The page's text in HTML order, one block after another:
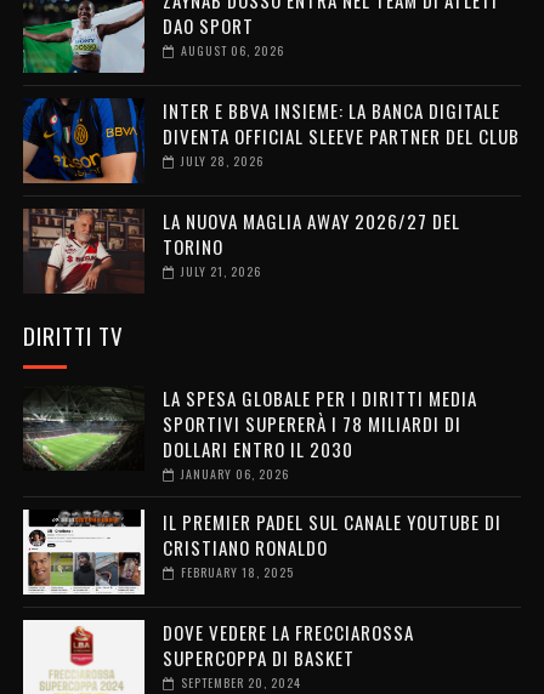
DAO SPORT
AUGUST 06, 2026
INTER E BBVA INSIEME: LA BANCA DIGITALE
DIVENTA OFFICIAL SLEEVE PARTNER DEL CLUB
JULY 28, 2026
LA NUOVA MAGLIA AWAY 2026/27 DEL
TORINO
JULY 21, 2026
DIRITTI TV
LA SPESA GLOBALE PER I DIRITTI MEDIA
SPORTIVI SUPERERÀ I 78 MILIARDI DI
DOLLARI ENTRO IL 2030
JANUARY 06, 2026
IL PREMIER PADEL SUL CANALE YOUTUBE DI
CRISTIANO RONALDO
FEBRUARY 18, 2025
DOVE VEDERE LA FRECCIAROSSA
SUPERCOPPA DI BASKET
SEPTEMBER 20, 2024